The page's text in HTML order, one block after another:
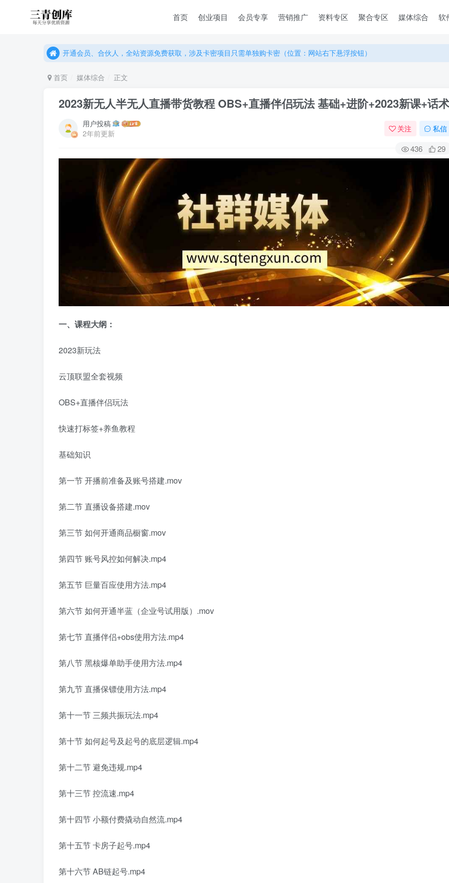
首页 创业项目 会员专享 营销推广 资料专区 聚合专区 媒体综合 软
开通会员、合伙人，全站资源免费获取，涉及卡密项目只需单独购卡密（位置：网站右下悬浮按钮）
开通会员、合伙人，全站资源免费获取，涉及卡密项目只需单独购卡密（位置：网站右下悬浮按钮）
首页 媒体综合 正文
2023新无人半无人直播带货教程 OBS+直播伴侣玩法 基础+进阶+2023新课+话术
用户投稿
2年前更新
关注 私信
436 29
一、 课程大纲：
2023新玩法
云顶联盟全套视频
OBS+直播伴侣玩法
快速打标签+养鱼教程
基础知识
第一节 开播前准备及账号搭建.mov
第二节 直播设备搭建.mov
第三节 如何开通商品橱窗.mov
第四节 账号风控如何解决.mp4
第五节 巨量百应使用方法.mp4
第六节 如何开通半蓝（企业号试用版）.mov
第七节 直播伴侣+obs使用方法.mp4
第八节 黑核爆单助手使用方法.mp4
第九节 直播保镖使用方法.mp4
第十一节 三频共振玩法.mp4
第十节 如何起号及起号的底层逻辑.mp4
第十二节 避免违规.mp4
第十三节 控流速.mp4
第十四节 小额付费撬动自然流.mp4
第十五节 卡房子起号.mp4
第十六节 AB链起号.mp4